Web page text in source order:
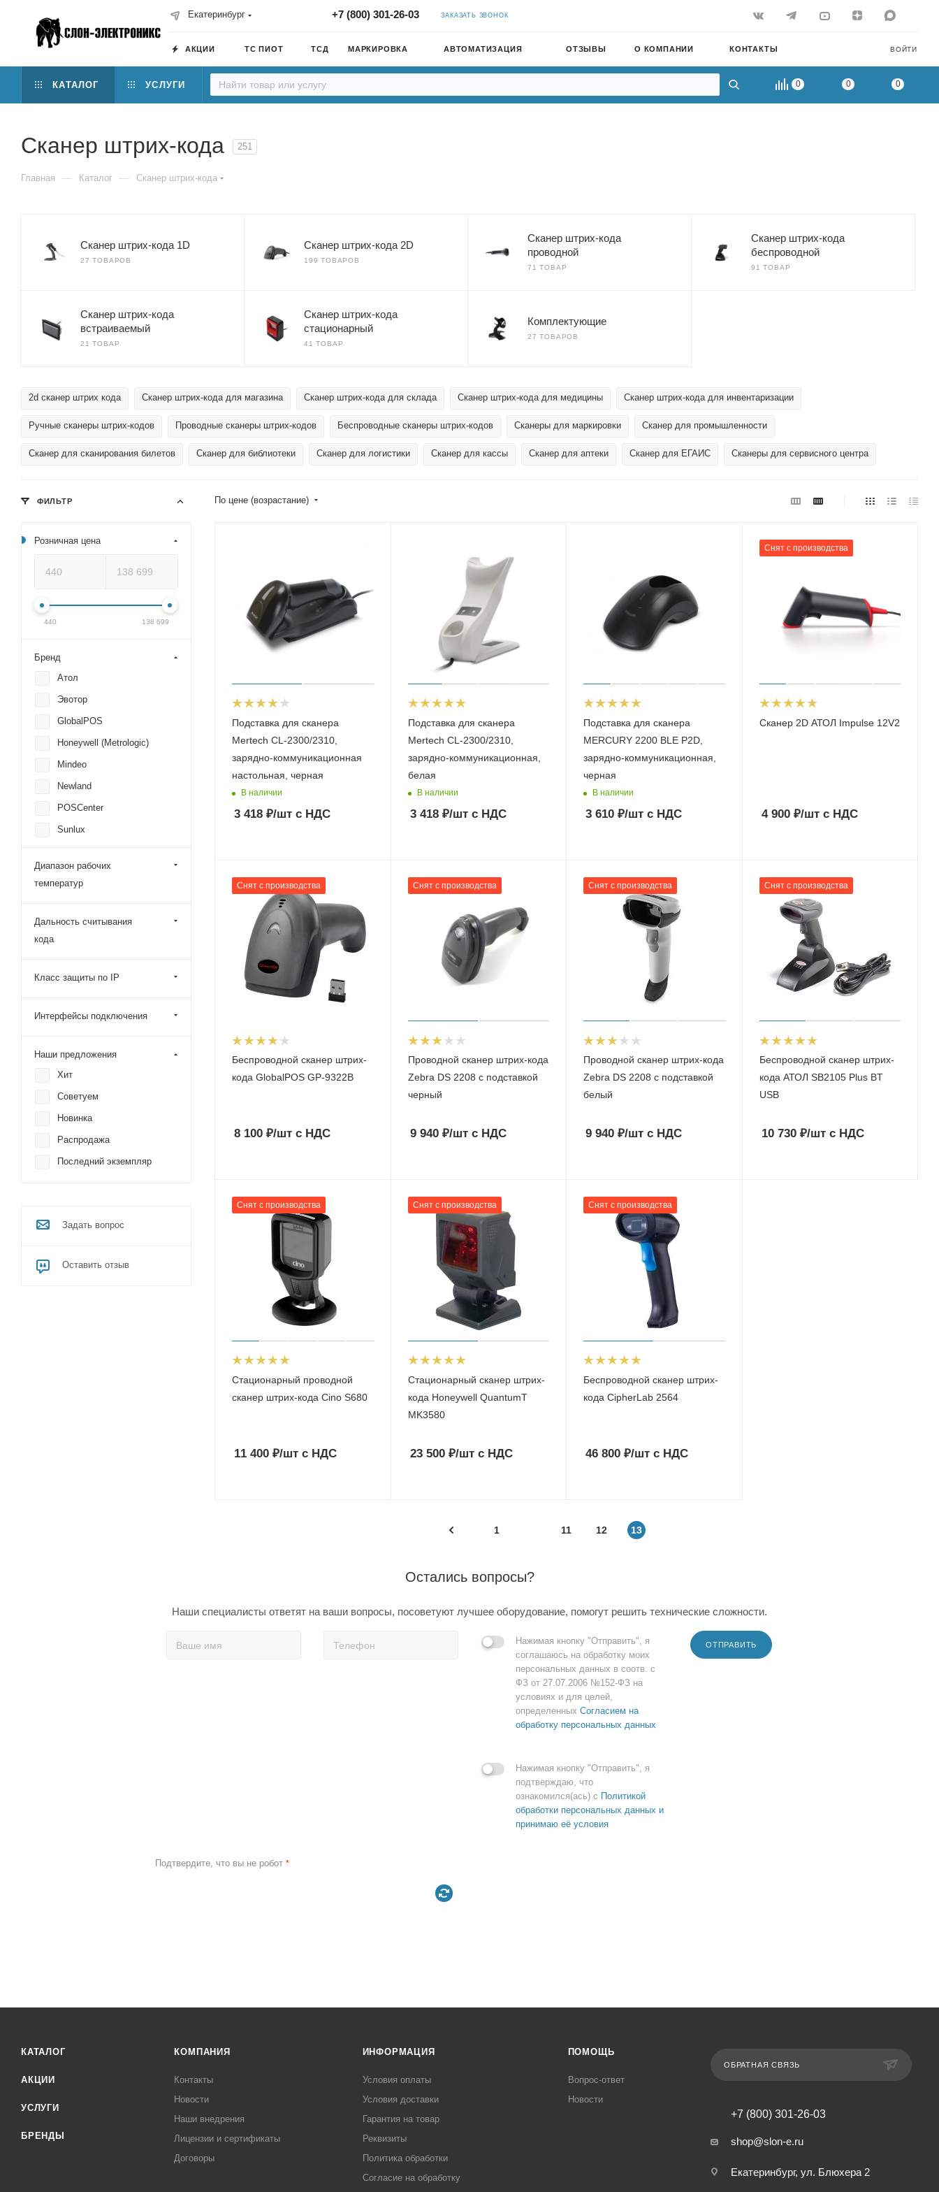
Екатеринбург +7 (800) 301-26-03 ЗАКАЗАТЬ ЗВОНОК
ВОЙТИ
АКЦИИ ТС ПИОТ ТСД МАРКИРОВКА АВТОМАТИЗАЦИЯ ОТЗЫВЫ О КОМПАНИИ КОНТАКТЫ
0 0 0
КАТАЛОГ УСЛУГИ
Сканер штрих-кода 251
Главная — Каталог — Сканер штрих-кода
Сканер штрих-кода 1D
27 ТОВАРОВ
Сканер штрих-кода 2D
199 ТОВАРОВ
Сканер штрих-кода
проводной
71 ТОВАР
Сканер штрих-кода
беспроводной
91 ТОВАР
Сканер штрих-кода
встраиваемый
21 ТОВАР
Сканер штрих-кода
стационарный
41 ТОВАР
Комплектующие
27 ТОВАРОВ
2d сканер штрих кода Сканер штрих-кода для магазина Сканер штрих-кода для склада Сканер штрих-кода для медицины Сканер штрих-кода для инвентаризации
Ручные сканеры штрих-кодов Проводные сканеры штрих-кодов Беспроводные сканеры штрих-кодов Сканеры для маркировки Сканер для промышленности
Сканер для сканирования билетов Сканер для библиотеки Сканер для логистики Сканер для кассы Сканер для аптеки Сканер для ЕГАИС Сканеры для сервисного центра
По цене (возрастание)
Подставка для сканера
Mertech CL-2300/2310,
зарядно-коммуникационная
настольная, черная
В наличии
3 418 ₽/шт с НДС
Подставка для сканера
Mertech CL-2300/2310,
зарядно-коммуникационная,
белая
В наличии
3 418₽/штс НДС
Подставка для сканера
MERCURY 2200 BLE P2D,
зарядно-коммуникационная,
черная
В наличии
3 610 ₽/шт с НДС
Снят с производства
Сканер 2D АТОЛ Impulse 12V2
4 900₽/штс НДС
Снят с производства
Беспроводной сканер штрих-
кода GlobalPOS GP-9322B
8 100 ₽/шт с НДС
Снят с производства
Проводной сканер штрих-кода
Zebra DS 2208 с подставкой
черный
9 940₽/штс НДС
Снят с производства
Проводной сканер штрих-кода
Zebra DS 2208 с подставкой
белый
9 940 ₽/шт с НДС
Снят с производства
Беспроводной сканер штрих-
кода АТОЛ SB2105 Plus BT
USB
10 730₽/штс НДС
Снят с производства
Стационарный проводной
сканер штрих-кода Cino S680
11 400 ₽/шт с НДС
Снят с производства
Стационарный сканер штрих-
кода Honeywell QuantumT
MK3580
23 500₽/штс НДС
Снят с производства
Беспроводной сканер штрих-
кода CipherLab 2564
46 800 ₽/шт с НДС
1 11 12 13
ФИЛЬТР
Розничная цена
440 138 699
Бренд
Атол
Эвотор
GlobalPOS
Honeywell (Metrologic)
Mindeo
Newland
POSCenter
Sunlux
Datalogic
ФорТ
CipherLab
Диапазон рабочих
температур
Дальность считывания
кода
Класс защиты по IP
Интерфейсы подключения
Наши предложения
Хит
Советуем
Новинка
Распродажа
Последний экземпляр
Задать вопрос
Оставить отзыв
Остались вопросы?
Наши специалисты ответят на ваши вопросы, посоветуют лучшее оборудование, помогут решить технические сложности.
Нажимая кнопку "Отправить", я
соглашаюсь на обработку моих
персональных данных в соотв. с
ФЗ от 27.07.2006 №152-ФЗ на
условиях и для целей,
определенных Согласием на
обработку персональных данных
Нажимая кнопку "Отправить", я
подтверждаю, что
ознакомился(ась) с Политикой
обработки персональных данных и
принимаю её условия
ОТПРАВИТЬ
Подтвердите, что вы не робот *
КАТАЛОГ
АКЦИИ
УСЛУГИ
БРЕНДЫ
КОМПАНИЯ
Контакты
Новости
Наши внедрения
Лицензии и сертификаты
Договоры
ИНФОРМАЦИЯ
Условия оплаты
Условия доставки
Гарантия на товар
Реквизиты
Политика обработки
Согласие на обработку
ПОМОЩЬ
Вопрос-ответ
Новости
ОБРАТНАЯ СВЯЗЬ
+7 (800) 301-26-03
shop@slon-e.ru
Екатеринбург, ул. Блюхера 2